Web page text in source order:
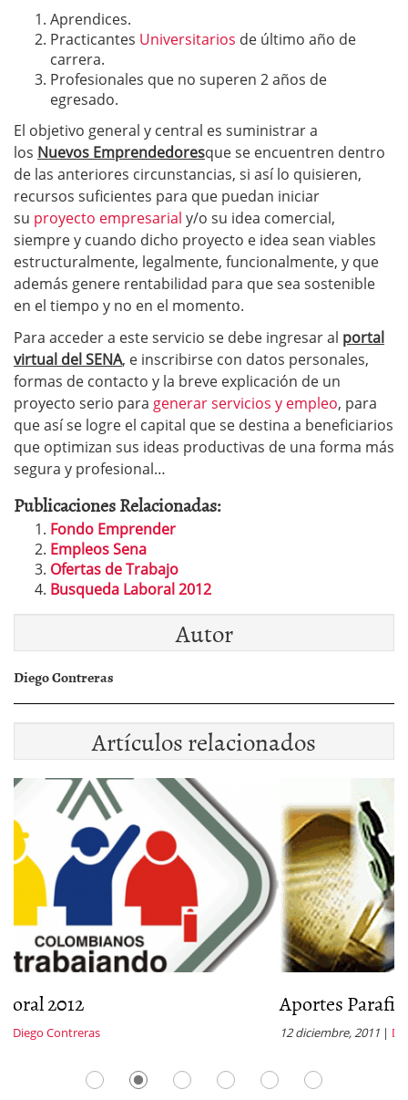
Aprendices.
Practicantes Universitarios de último año de
carrera.
Profesionales que no superen 2 años de
egresado.
El objetivo general y central es suministrar a
los Nuevos Emprendedoresque se encuentren dentro
de las anteriores circunstancias, si así lo quisieren,
recursos suficientes para que puedan iniciar
su proyecto empresarial y/o su idea comercial,
siempre y cuando dicho proyecto e idea sean viables
estructuralmente, legalmente, funcionalmente, y que
además genere rentabilidad para que sea sostenible
en el tiempo y no en el momento.
Para acceder a este servicio se debe ingresar al portal
virtual del SENA, e inscribirse con datos personales,
formas de contacto y la breve explicación de un
proyecto serio para generar servicios y empleo, para
que así se logre el capital que se destina a beneficiarios
que optimizan sus ideas productivas de una forma más
segura y profesional…
Publicaciones Relacionadas:
Fondo Emprender
Empleos Sena
Ofertas de Trabajo
Busqueda Laboral 2012
Autor
Diego Contreras
Artículos relacionados
Aportes Parafiscales 2012
12 diciembre, 2011 Diego Contreras